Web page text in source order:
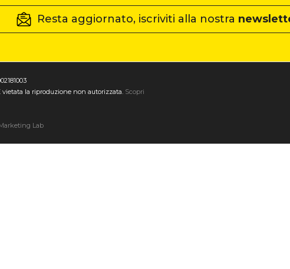
Resta aggiornato, iscriviti alla nostra
la riproduzione non autorizzata. Scopri
Lab